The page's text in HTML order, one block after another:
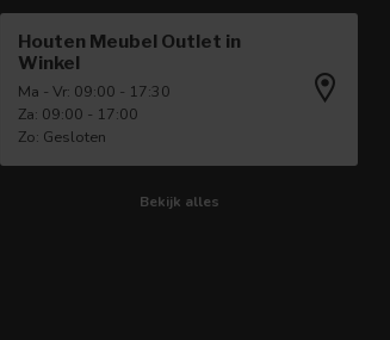
Houten Meubel Outlet in
Winkel
Ma - Vr: 09:00 - 17:30
Za: 09:00 - 17:00
Zo: Gesloten
Bekijk alles